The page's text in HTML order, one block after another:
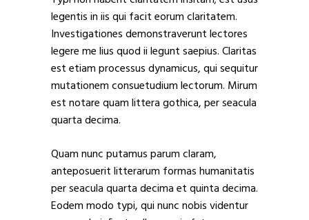
legentis in iis qui facit eorum claritatem.
Investigationes demonstraverunt lectores
legere me lius quod ii legunt saepius. Claritas
est etiam processus dynamicus, qui sequitur
mutationem consuetudium lectorum. Mirum
est notare quam littera gothica, per seacula
quarta decima.
Quam nunc putamus parum claram,
anteposuerit litterarum formas humanitatis
per seacula quarta decima et quinta decima.
Eodem modo typi, qui nunc nobis videntur